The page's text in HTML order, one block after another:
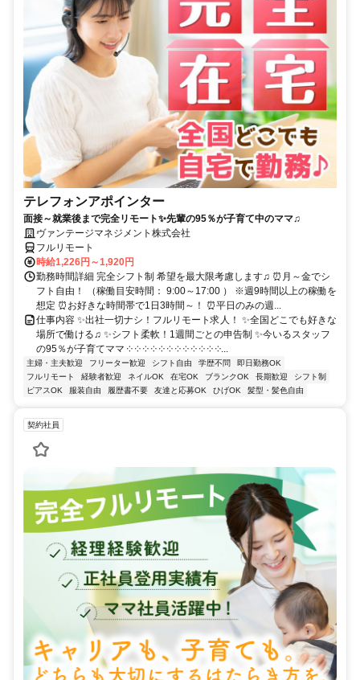
テレフォンアポインター
面接～就業後まで完全リモート✨先輩の95％が子育て中のママ♫
ヴァンテージマネジメント株式会社
フルリモート
時給1,226円～1,920円
勤務時間詳細 完全シフト制 希望を最大限考慮します♫ ⏰月～金でシ
フト自由！ （稼働目安時間： 9:00～17:00 ） ※週9時間以上の稼働を
想定 ⏰お好きな時間帯で1日3時間～！ ⏰平日のみの週...
仕事内容 ✨出社一切ナシ！フルリモート求人！ ✨全国どこでも好きな
場所で働ける♫ ✨シフト柔軟！1週間ごとの申告制 ✨今いるスタッフ
の95％が子育てママ ༶ ༶ ༶ ༶ ༶ ༶ ༶ ༶ ༶ ༶ ༶ ༶...
主婦・主夫歓迎 フリーター歓迎 シフト自由 学歴不問
即日勤務OK
フルリモート
経験者歓迎 ネイルOK 在宅OK ブランクOK 長期歓迎
シフト制
ピアスOK
服装自由 履歴書不要 友達と応募OK ひげOK 髪型・髪色自由
契約社員